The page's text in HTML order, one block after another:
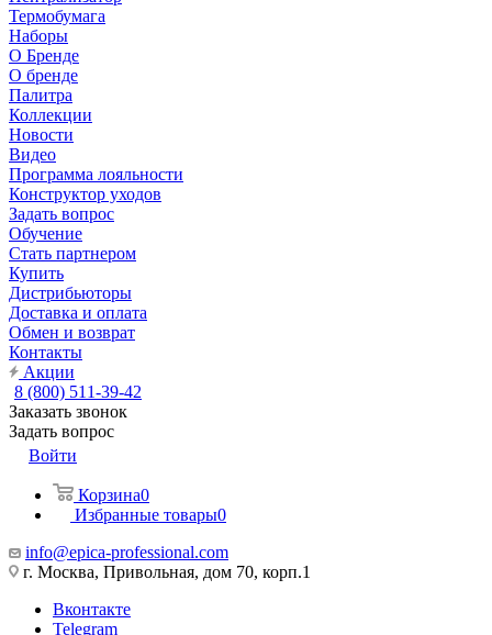
Термобумага
Наборы
О Бренде
О бренде
Палитра
Коллекции
Новости
Видео
Программа лояльности
Конструктор уходов
Задать вопрос
Обучение
Стать партнером
Купить
Дистрибьюторы
Доставка и оплата
Обмен и возврат
Контакты
Акции
8 (800) 511-39-42
Заказать звонок
Задать вопрос
Войти
Корзина0
Избранные товары0
info@epica-professional.com
г. Москва, Привольная, дом 70, корп.1
Вконтакте
Telegram